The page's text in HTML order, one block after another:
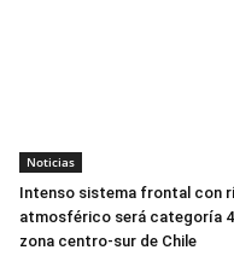
Noticias
Intenso sistema frontal con
atmosférico será categoría 4
zona centro-sur de Chile